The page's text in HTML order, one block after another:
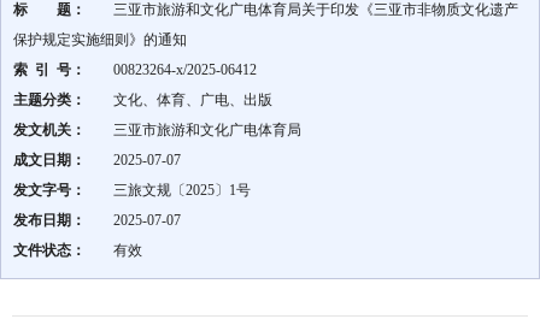
标 题：
三亚市旅游和文化广电体育局关于印发《三亚市非物质文化遗产
保护规定实施细则》的通知
索 引 号：
00823264-x/2025-06412
主题分类：
文化、体育、广电、出版
发文机关：
三亚市旅游和文化广电体育局
成文日期：
2025-07-07
发文字号：
三旅文规〔2025〕1号
发布日期：
2025-07-07
文件状态：
有效